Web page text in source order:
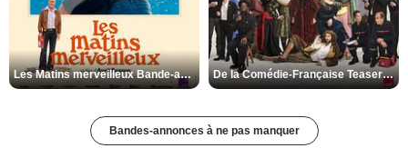
Les Matins merveilleux Bande-annonce VF De la Comédie-Française Teaser VF
Bandes-annonces à ne pas manquer